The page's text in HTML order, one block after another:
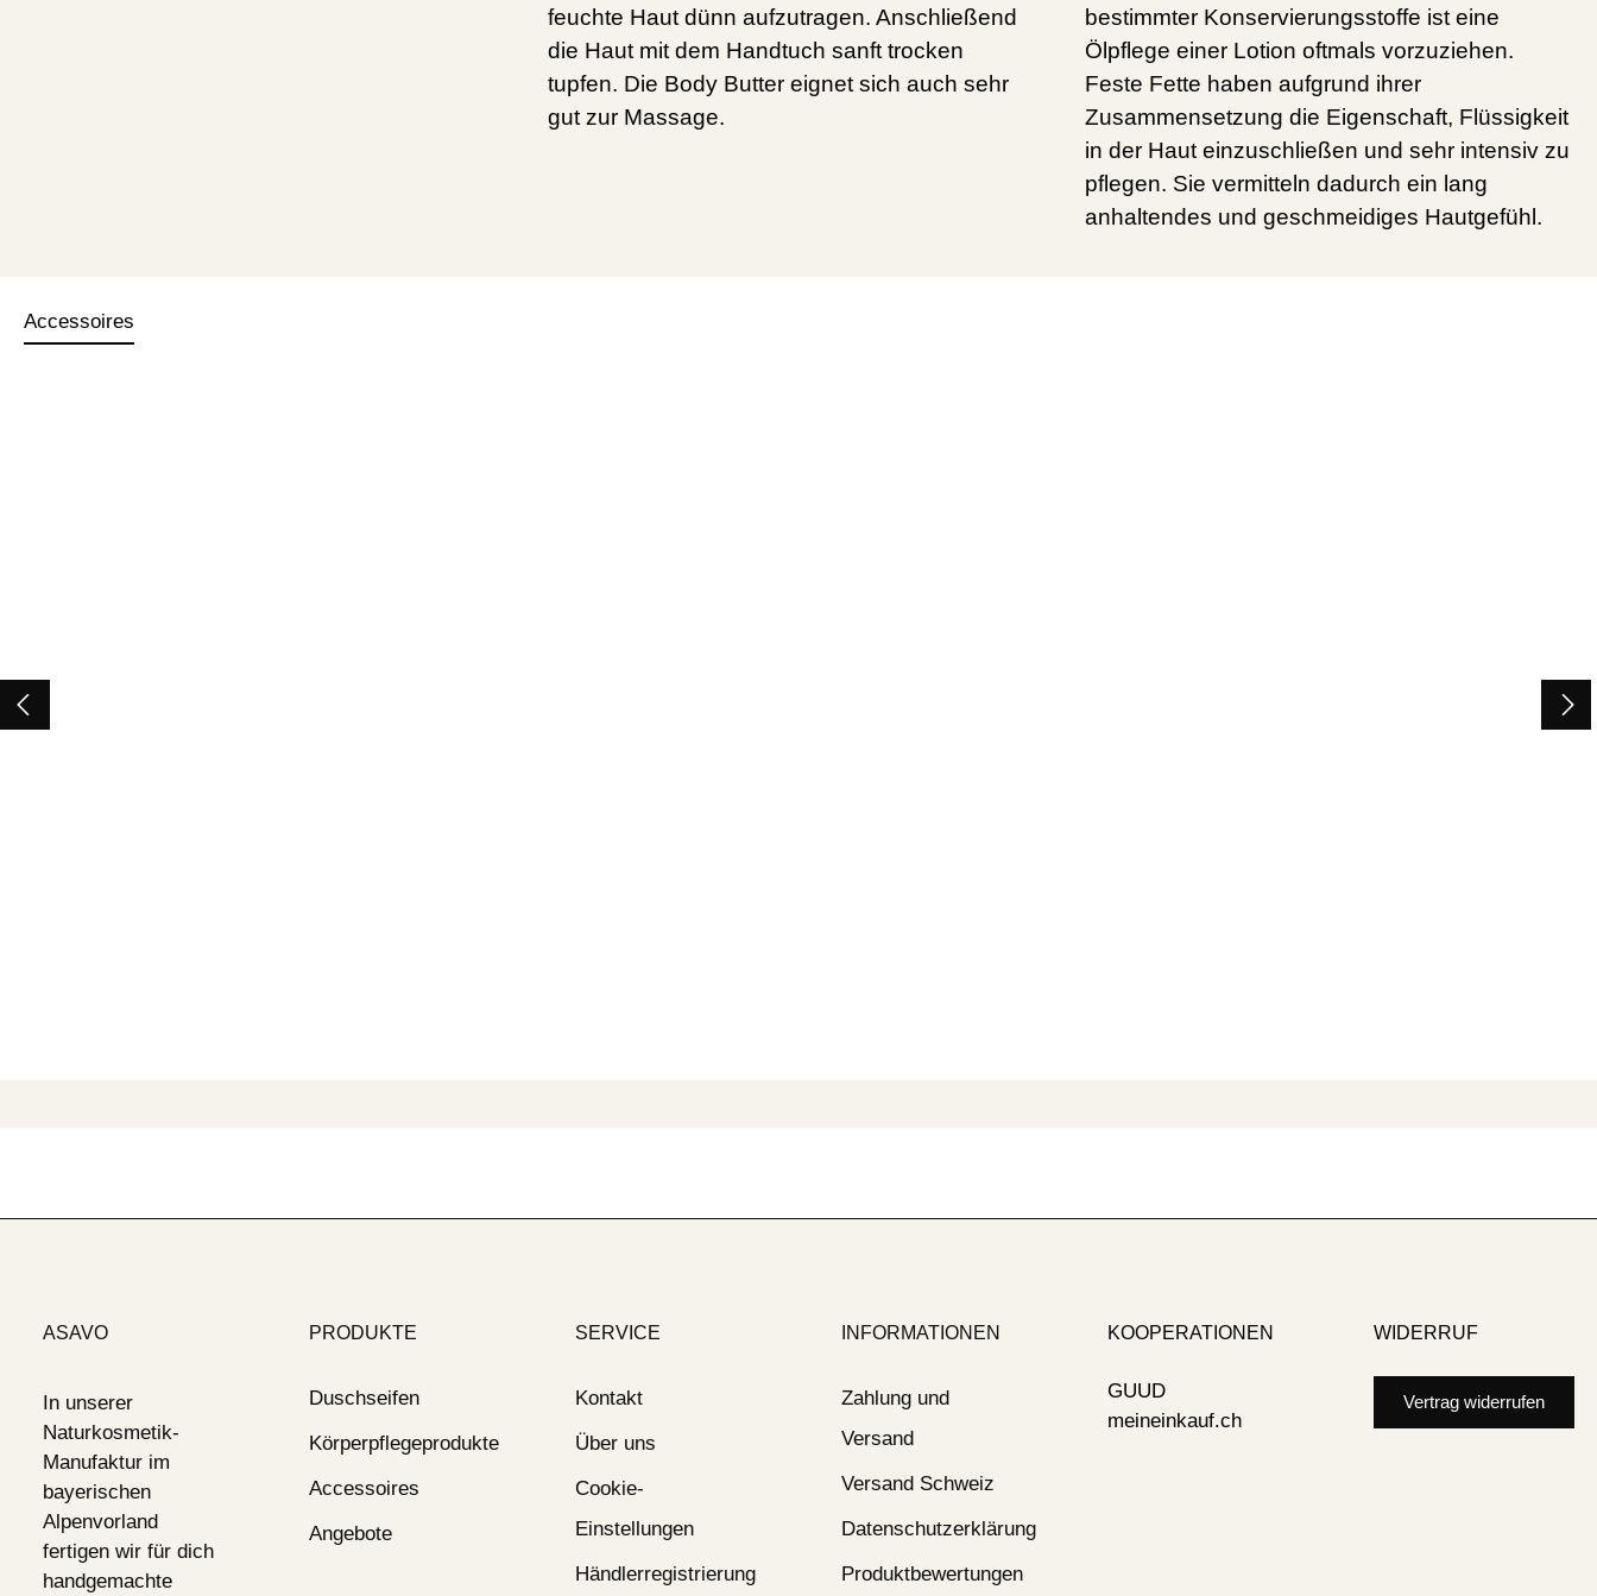
feuchte Haut dünn aufzutragen. Anschließend
die Haut mit dem Handtuch sanft trocken
tupfen. Die Body Butter eignet sich auch sehr
gut zur Massage.
bestimmter Konservierungsstoffe ist eine
Ölpflege einer Lotion oftmals vorzuziehen.
Feste Fette haben aufgrund ihrer
Zusammensetzung die Eigenschaft, Flüssigkeit
in der Haut einzuschließen und sehr intensiv zu
pflegen. Sie vermitteln dadurch ein lang
anhaltendes und geschmeidiges Hautgefühl.
Accessoires
ASAVO
In unserer
Naturkosmetik-
Manufaktur im
bayerischen
Alpenvorland
fertigen wir für dich
handgemachte
KOOPERATIONEN
GUUD
meineinkauf.ch
WIDERRUF
Vertrag widerrufen
PRODUKTE
Duschseifen
Körperpflegeprodukte
Accessoires
Angebote
SERVICE
Kontakt
Über uns
Cookie-
Einstellungen
Händlerregistrierung
INFORMATIONEN
Zahlung und
Versand
Versand Schweiz
Datenschutzerklärung
Produktbewertungen